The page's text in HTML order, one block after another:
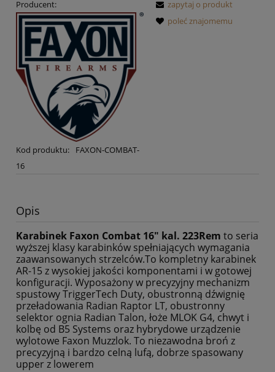
Producent:
Kod produktu:
FAXON-COMBAT-
16
zapytaj o produkt
poleć znajomemu
Opis
Karabinek Faxon Combat 16" kal. 223Rem to seria
wyższej klasy karabinków spełniających wymagania
zaawansowanych strzelców.To kompletny karabinek
AR-15 z wysokiej jakości komponentami i w gotowej
konfiguracji. Wyposażony w precyzyjny mechanizm
spustowy TriggerTech Duty, obustronną dźwignię
przeładowania Radian Raptor LT, obustronny
selektor ognia Radian Talon, łoże MLOK G4, chwyt i
kolbę od B5 Systems oraz hybrydowe urządzenie
wylotowe Faxon Muzzlok. To niezawodna broń z
precyzyjną i bardzo celną lufą, dobrze spasowany
upper z lowerem